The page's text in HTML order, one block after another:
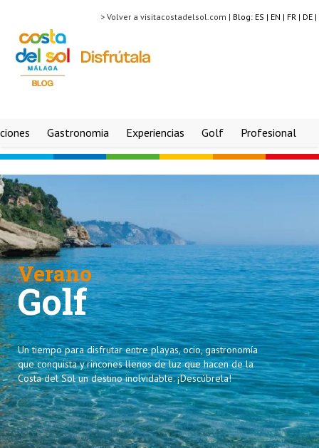
DE |
FR |
EN |
ES |
Blog:
> Volver a visitacostadelsol.com |
Gastronomia Experiencias Golf Profesional
Verano
Golf
Un tiempo para disfrutar entre playas, ocio, gastronomía
que conquista y rincones llenos de luz que hacen de la
Costa del Sol un destino inolvidable. ¡Descúbrela!